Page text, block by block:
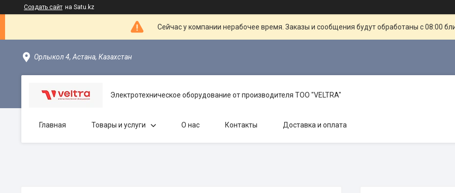
Создать сайт на Satu.kz
Сейчас у компании нерабочее время. Заказы и сообщения будут обработаны с 08:00
Орлыкол 4, Астана, Казахстан
Электротехническое оборудование от производителя TOO "VELTRA"
Главная Товары и услуги О нас Контакты Доставка и оплата